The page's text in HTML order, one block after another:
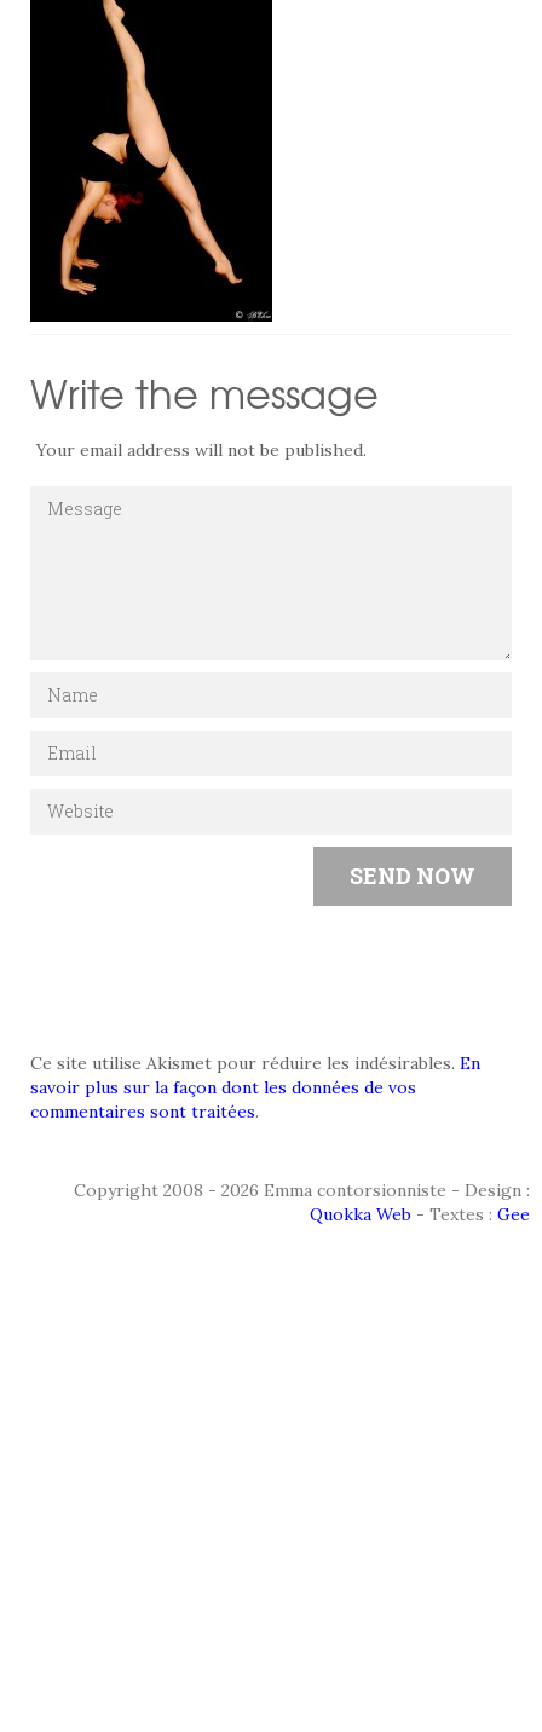
Write the message
Your email address will not be published.
Ce site utilise Akismet pour réduire les indésirables. En
savoir plus sur la façon dont les données de vos
commentaires sont traitées.
Copyright 2008 - 2026 Emma contorsionniste - Design :
Quokka Web - Textes : Gee